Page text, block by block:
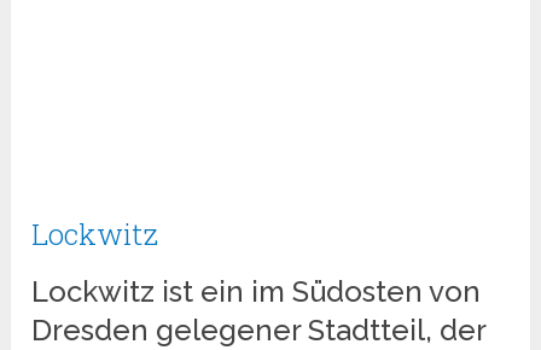
Lockwitz
Lockwitz ist ein im Südosten von
Dresden gelegener Stadtteil, der